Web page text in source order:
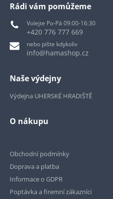
Rádi vám pomůžeme
Volejte Po-Pá 09:00-16:30
+420 776 777 669
nebo pište kdykoliv
info@hamashop.cz
Naše výdejny
Výdejna UHERSKÉ HRADIŠTĚ
O nákupu
Obchodní podmínky
Doprava a platba
Informace o GDPR
Poptávka a firemní zákazníci